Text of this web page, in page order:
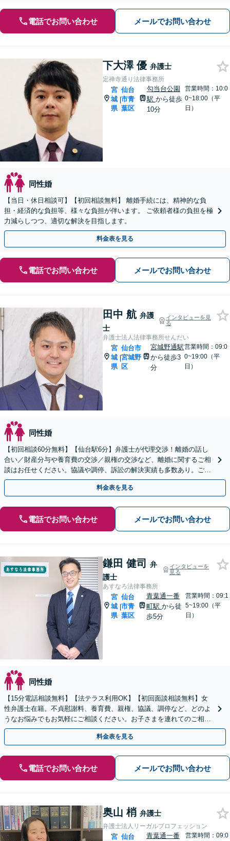
電話でお問い合わせ メールでお問い合わせ
下大澤 優 弁護士
定禅寺通り法律事務所
宮
城
県
|
仙台
市青
葉区
勾当台公園
駅 から徒歩
10分
営業時間：10:0
0~18:00（平
日）
同性婚
【当日・休日相談可】【初回相談無料】 離婚手続には、精神的な負
担・経済的な負担等、様々な負担が伴います。 ご依頼者様の負担を極
力減らしつつ、適切な解決を目指します。
料金表を見る
電話でお問い合わせ メールでお問い合わせ
田中 航 弁護
士
インタビューを見
る
弁護士法人法律事務所せんだい
宮
城
県
|
仙台市
宮城野
区
宮城野通駅
から徒歩3
分
営業時間：09:0
0~19:00（平
日）
同性婚
【初回相談60分無料】【仙台駅6分】弁護士が代理交渉！離婚の話し
合い／財産分与や養育費の交渉／親権の交渉など、離婚に関するご相
談はお任せください。協議や調停、訴訟の解決実績も多数あり。ご希
望に寄り添いながら、最善の解決を目指して対応します
料金表を見る
電話でお問い合わせ メールでお問い合わせ
鎌田 健司
弁
護士
インタビューを
見る
あすなろ法律事務所
宮
城
県
|
仙台
市青
葉区
青葉通一番
町駅 から徒
歩5分
営業時間：09:1
5~19:00（平
日）
同性婚
【15分電話相談無料】【法テラス利用OK】【初回面談相談無料】女
性弁護士在籍。不貞慰謝料、養育費、親権、協議、調停など、どのよ
うなお悩みでもお気軽にご相談ください。お子さまを連れてのご相談
も大歓迎です【青葉通一番町駅5分】
料金表を見る
電話でお問い合わせ メールでお問い合わせ
奥山 梢 弁護士
弁護士法人リーガルプロフェッション
宮 仙台
青葉通一番
営業時間：09:0